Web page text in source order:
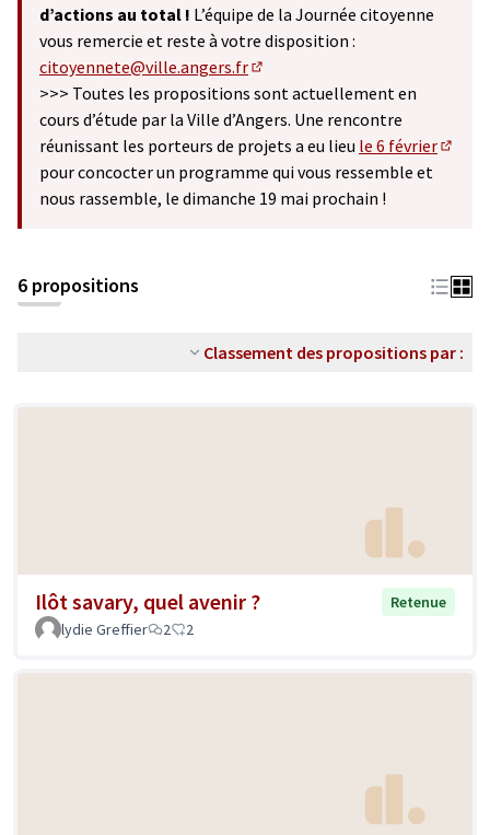
d’actions au total ! L’équipe de la Journée citoyenne
vous remercie et reste à votre disposition :
citoyennete@ville.angers.fr
(S'ouvre dans un nouvel onglet)
>>> Toutes les propositions sont actuellement en
cours d’étude par la Ville d’Angers. Une rencontre
réunissant les porteurs de projets a eu lieu le 6 février
pour concocter un programme qui vous ressemble et
nous rassemble, le dimanche 19 mai prochain !
6 propositions
Classement des propositions par :
Ilôt savary, quel avenir ?
Retenue
lydie Greffier
2 2